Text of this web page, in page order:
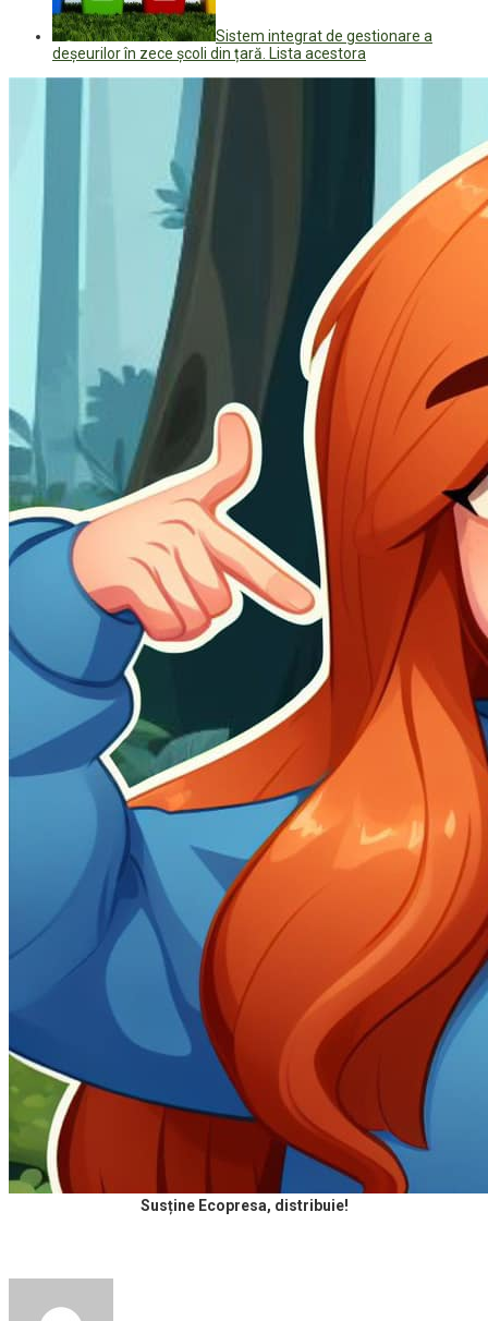
Sistem integrat de gestionare a
deșeurilor în zece școli din țară. Lista acestora
Susține Ecopresa, distribuie!